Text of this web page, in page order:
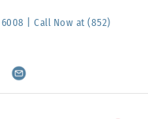
| Call Now at (852)
Email